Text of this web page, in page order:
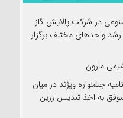
در شرکت پالایش گاز
واحدهای مختلف برگزار
مارون
جشنواره ویژند در میان
به اخذ تندیس زرین